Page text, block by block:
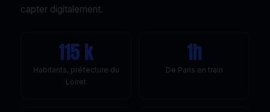
capter digitalement.
115 k
Habitants, préfecture du
Loiret
1h
De Paris en train